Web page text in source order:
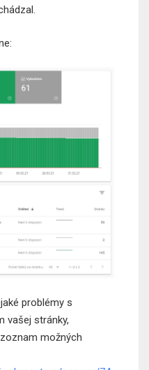
problémy s
vašej stránky,
možných